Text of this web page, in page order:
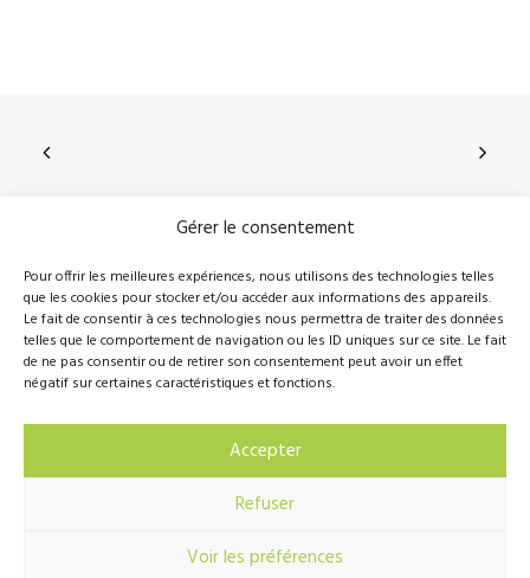
Gérer le consentement
Pour offrir les meilleures expériences, nous utilisons des technologies telles
que les cookies pour stocker et/ou accéder aux informations des appareils.
Le fait de consentir à ces technologies nous permettra de traiter des données
telles que le comportement de navigation ou les ID uniques sur ce site. Le fait
de ne pas consentir ou de retirer son consentement peut avoir un effet
négatif sur certaines caractéristiques et fonctions.
Accepter
Refuser
Voir les préférences
210, rue Principale, Vallée-Jonction (Qc), G0S 3J0
418 389-8899info@novalie.ca
© 2016 Novalie Tous droits réservés –Politique de
confidentialité